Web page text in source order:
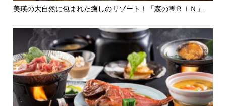
美瑛の大自然に包まれた癒しのリゾート！「森の雫ＲＩＮ」